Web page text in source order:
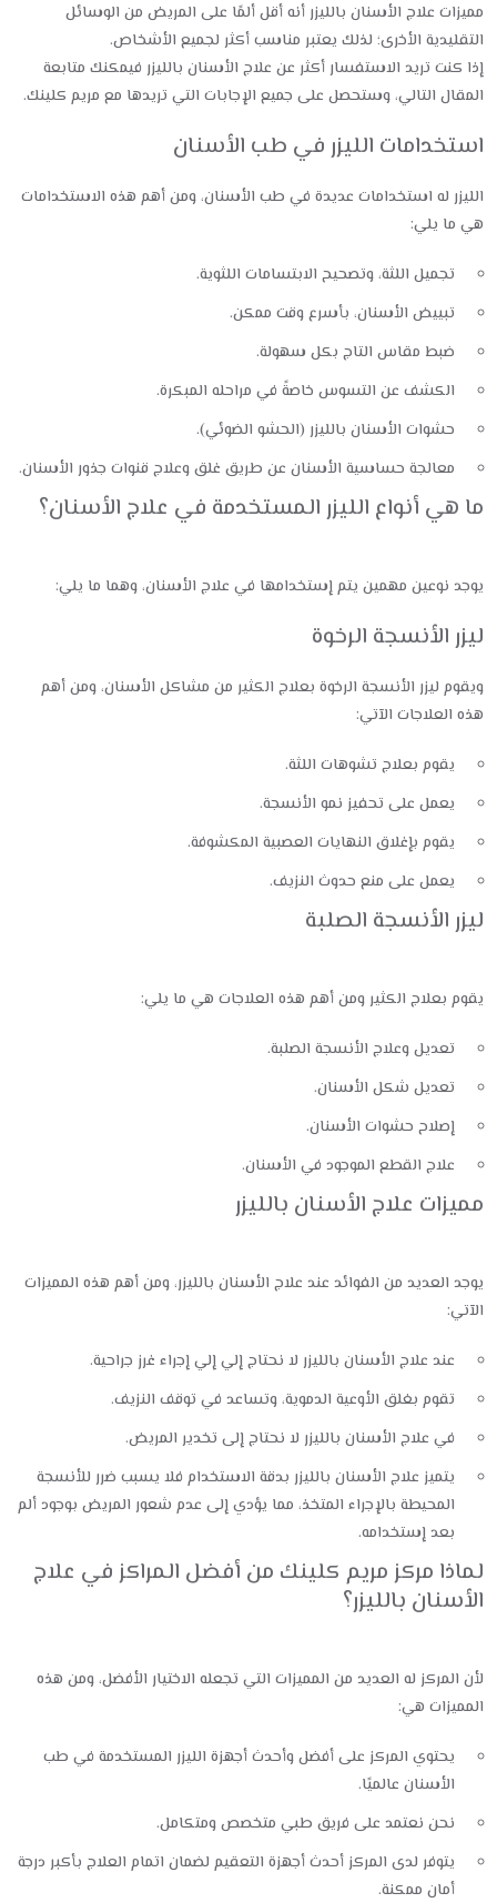
مميزات علاج الأسنان بالليزر أنه أقل ألمًا على المريض من الوسائل
التقليدية الأخرى؛ لذلك يعتبر مناسب أكثر لجميع الأشخاص.
إذا كنت تريد الاستفسار أكثر عن علاج الأسنان بالليزر فيمكنك متابعة
المقال التالي، وستحصل على جميع الإجابات التي تريدها مع مريم كلينك.
استخدامات الليزر في طب الأسنان
الليزر له استخدامات عديدة في طب الأسنان، ومن أهم هذه الاستخدامات
هي ما يلي:
تجميل اللثة، وتصحيح الابتسامات اللثوية.
تبييض الأسنان، بأسرع وقت ممكن.
ضبط مقاس التاج بكل سهولة.
الكشف عن التسوس خاصةً في مراحله المبكرة.
حشوات الأسنان بالليزر (الحشو الضوئي).
معالجة حساسية الأسنان عن طريق غلق وعلاج قنوات جذور الأسنان.
ما هي أنواع الليزر المستخدمة في علاج الأسنان؟
يوجد نوعين مهمين يتم إستخدامها في علاج الأسنان، وهما ما يلي:
ليزر الأنسجة الرخوة
ويقوم ليزر الأنسجة الرخوة بعلاج الكثير من مشاكل الأسنان، ومن أهم
هذه العلاجات الآتي:
يقوم بعلاج تشوهات اللثة.
يعمل على تحفيز نمو الأنسجة.
يقوم بإغلاق النهايات العصبية المكشوفة.
يعمل على منع حدوث النزيف.
ليزر الأنسجة الصلبة
يقوم بعلاج الكثير ومن أهم هذه العلاجات هي ما يلي:
تعديل وعلاج الأنسجة الصلبة.
تعديل شكل الأسنان.
إصلاح حشوات الأسنان.
علاج القطع الموجود في الأسنان.
مميزات علاج الأسنان بالليزر
يوجد العديد من الفوائد عند علاج الأسنان بالليزر، ومن أهم هذه المميزات
الآتي:
عند علاج الأسنان بالليزر لا نحتاج إلي إلي إجراء غرز جراحية.
تقوم بغلق الأوعية الدموية، وتساعد في توقف النزيف.
في علاج الأسنان بالليزر لا نحتاج إلى تخدير المريض.
يتميز علاج الأسنان بالليزر بدقة الاستخدام فلا يسبب ضرر للأنسجة
المحيطة بالإجراء المتخذ، مما يؤدي إلى عدم شعور المريض بوجود ألم
بعد إستخدامه.
لماذا مركز مريم كلينك من أفضل المراكز في علاج
الأسنان بالليزر؟
لأن المركز له العديد من المميزات التي تجعله الاختيار الأفضل، ومن هذه
المميزات هي:
يحتوي المركز على أفضل وأحدث أجهزة الليزر المستخدمة في طب
الأسنان عالميًا.
نحن نعتمد على فريق طبي متخصص ومتكامل.
يتوفر لدى المركز أحدث أجهزة التعقيم لضمان اتمام العلاج بأكبر درجة
أمان ممكنة.